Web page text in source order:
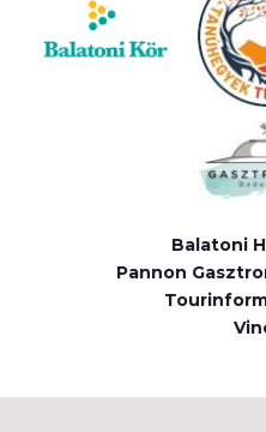
Balatoni
Pannon